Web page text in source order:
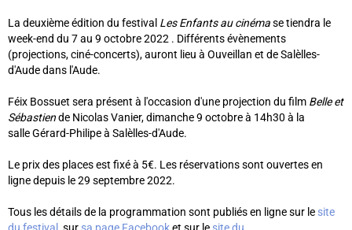
La deuxième édition du festival Les Enfants au cinémase tiendra le
week-end du 7 au 9 octobre 2022 . Différents évènements
(projections, ciné-concerts), auront lieu à Ouveillan et de Salèlles-
d'Aude dans l'Aude.
Féix Bossuet sera présent à l'occasion d'une projection du film Belle et
Sébastiende Nicolas Vanier, dimanche 9 octobre à 14h30 à la
salle Gérard-Philipe à Salèlles-d'Aude.
Le prix des places est fixé à 5€. Les réservations sont ouvertes en
ligne depuis le 29 septembre 2022.
Tous les détails de la programmation sont publiés en ligne sur le site